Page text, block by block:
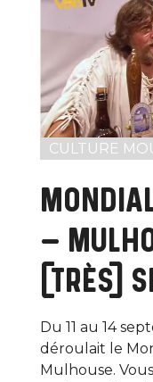
CULTURE
–
(TRÈS)
Du 11 au 14
déroulait le
Mulhouse.